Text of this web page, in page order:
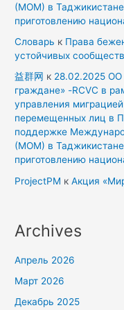
(МОМ) в Таджикистане
приготовлению
Словарь к Права
устойчивых
益群网 к 28.02.2025
граждане» -RCVC в
управления
перемещенных лиц в
поддержке
(МОМ) в Таджикистане
приготовлению
ProjectPM кАкция
Archives
Апрель 2026
Март 2026
Декабрь 2025